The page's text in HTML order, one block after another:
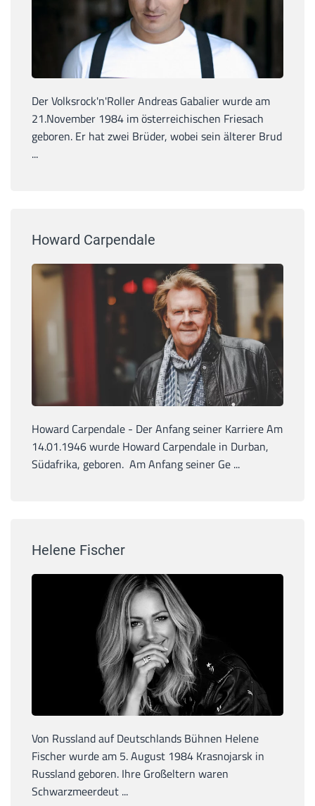
Der Volksrock'n'Roller Andreas Gabalier wurde am
21.November 1984 im österreichischen Friesach
geboren. Er hat zwei Brüder, wobei sein älterer Brud
...
Howard Carpendale
Howard Carpendale - Der Anfang seiner Karriere Am
14.01.1946 wurde Howard Carpendale in Durban,
Südafrika, geboren. Am Anfang seiner Ge ...
Helene Fischer
Von Russland auf Deutschlands Bühnen Helene
Fischer wurde am 5. August 1984 Krasnojarsk in
Russland geboren. Ihre Großeltern waren
Schwarzmeerdeut ...